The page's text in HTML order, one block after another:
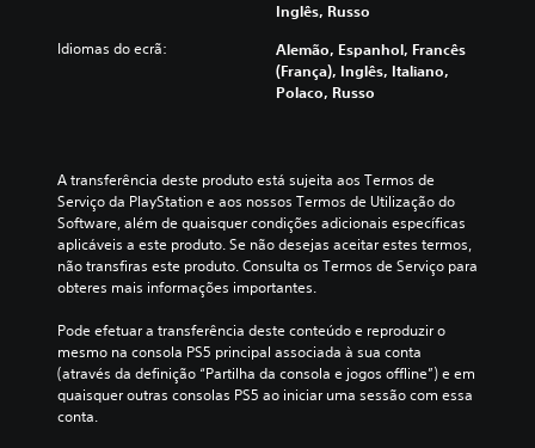
Inglês, Russo
Idiomas do ecrã:
Alemão, Espanhol, Francês
(França), Inglês, Italiano,
Polaco, Russo
A transferência deste produto está sujeita aos Termos de
Serviço da PlayStation e aos nossos Termos de Utilização do
Software, além de quaisquer condições adicionais específicas
aplicáveis a este produto. Se não desejas aceitar estes termos,
não transfiras este produto. Consulta os Termos de Serviço para
obteres mais informações importantes.
Pode efetuar a transferência deste conteúdo e reproduzir o
mesmo na consola PS5 principal associada à sua conta
(através da definição “Partilha da consola e jogos offline”) e em
quaisquer outras consolas PS5 ao iniciar uma sessão com essa
conta.